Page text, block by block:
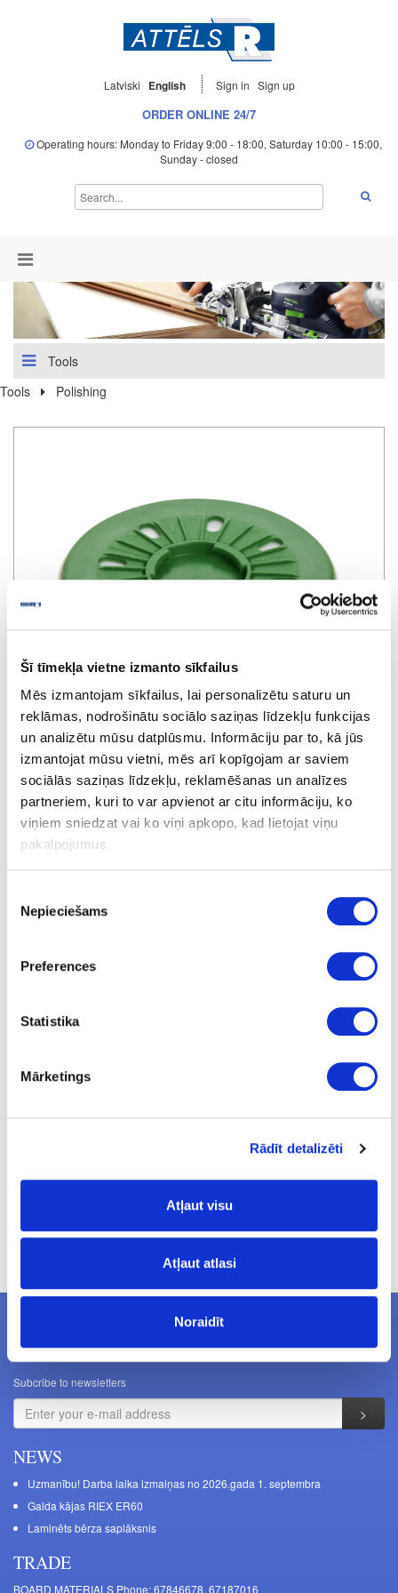
Šī tīmekļa vietne izmanto sīkfailus
Mēs izmantojam sīkfailus, lai personalizētu saturu un
reklāmas, nodrošinātu sociālo saziņas līdzekļu funkcijas
un analizētu mūsu datplūsmu. Informāciju par to, kā jūs
izmantojat mūsu vietni, mēs arī kopīgojam ar saviem
sociālās saziņas līdzekļu, reklamēšanas un analīzes
partneriem, kuri to var apvienot ar citu informāciju, ko
viņiem sniedzat vai ko viņi apkopo, kad lietojat viņu
pakalpojumus.
izvēle
Nepieciešams
Preferences
Statistika
Mārketings
Rādīt detalizēti
Atļaut visu
Atļaut atlasi
Noraidīt
Latviski English Sign in Sign up
ORDER ONLINE 24/7
Operating hours: Monday to Friday 9:00 - 18:00, Saturday 10:00 - 15:00,
Sunday - closed
Tools
Tools
Polishing
Polishing pad PT-STF D150 FX
Paredzēta RO 150 EQ slīpmašīnai
Print
Polishing pad PT-STF D150 FX
26.25
Prices excluding VAT. The indicated prices may be changed
NEWSLETTERS
Subcribe to newsletters
NEWS
Uzmanību! Darba laika izmaiņas no 2026.gada 1. septembra
Galda kājas RIEX ER60
Laminēts bērza saplāksnis
TRADE
BOARD MATERIALS Phone: 67846678, 67187016